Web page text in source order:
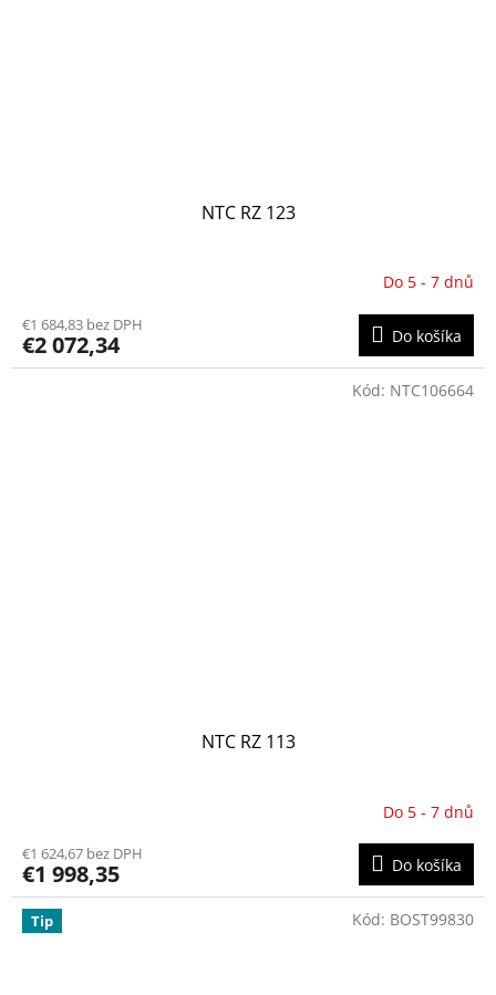
NTC RZ 123
Do 5 - 7 dnů
€1 684,83 bez DPH
€2 072,34 Do košíka
NTC RZ 113
Do 5 - 7 dnů
€1 624,67 bez DPH
€1 998,35 Do košíka
Kód: NTC106664
Tip Kód: BOST99830